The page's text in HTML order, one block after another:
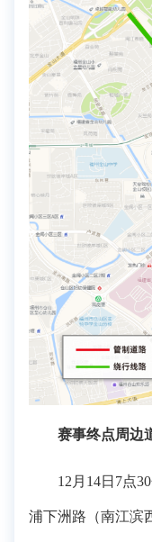
赛事终点周边
12月14日7点
浦下洲路（南江滨